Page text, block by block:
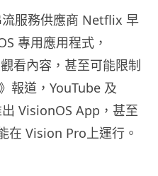
服務供應商 Netflix 早
專用應用程式，
看內容，甚至可能限制
報道，YouTube 及
VisionOS App，甚至
在 Vision Pro上運行。